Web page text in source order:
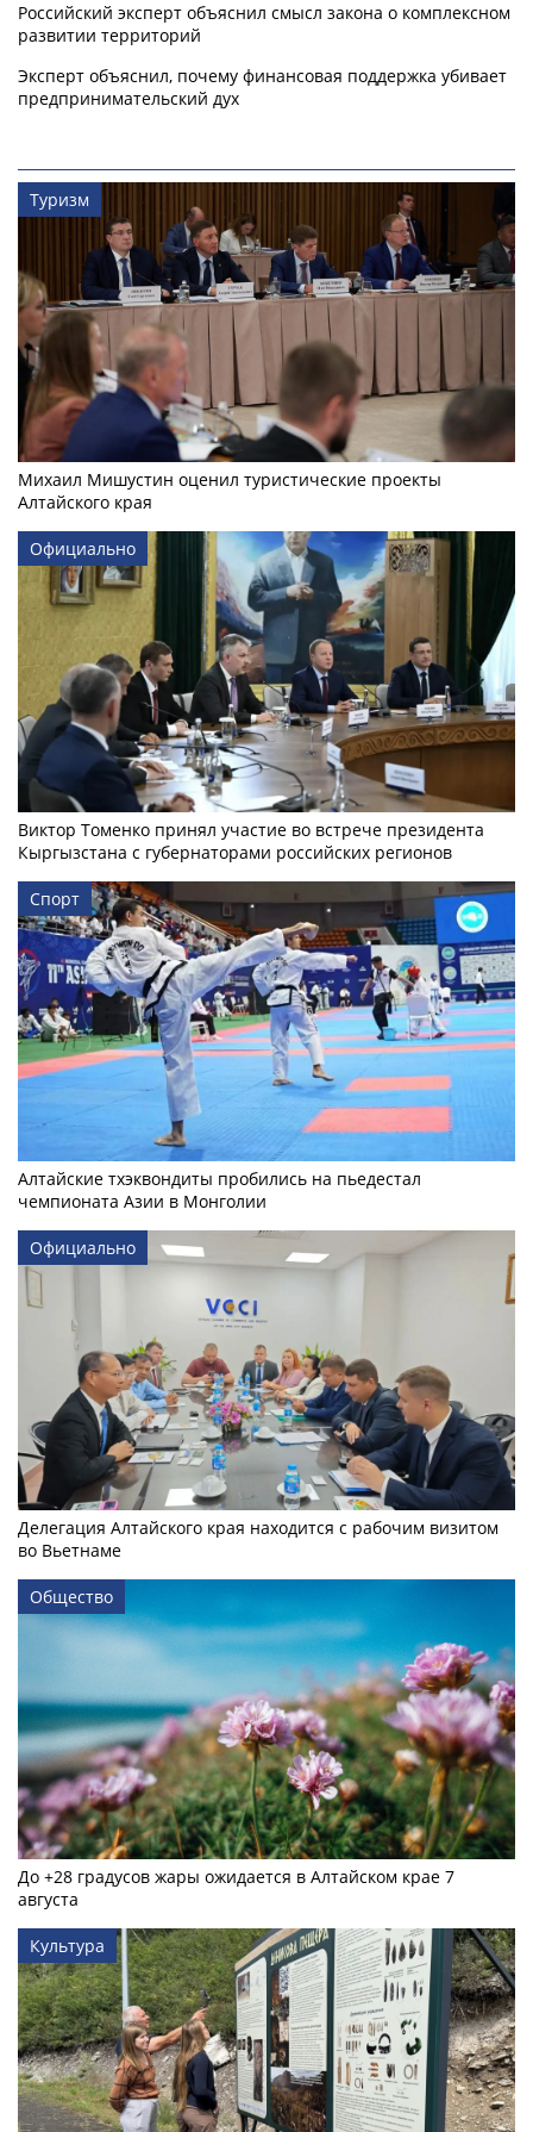
Российский эксперт объяснил смысл закона о комплексном
развитии территорий
Эксперт объяснил, почему финансовая поддержка убивает
предпринимательский дух
Туризм
Михаил Мишустин оценил туристические проекты
Алтайского края
Официально
Виктор Томенко принял участие во встрече президента
Кыргызстана с губернаторами российских регионов
Спорт
Алтайские тхэквондиты пробились на пьедестал
чемпионата Азии в Монголии
Официально
Делегация Алтайского края находится с рабочим визитом
во Вьетнаме
Общество
До +28 градусов жары ожидается в Алтайском крае 7
августа
Культура